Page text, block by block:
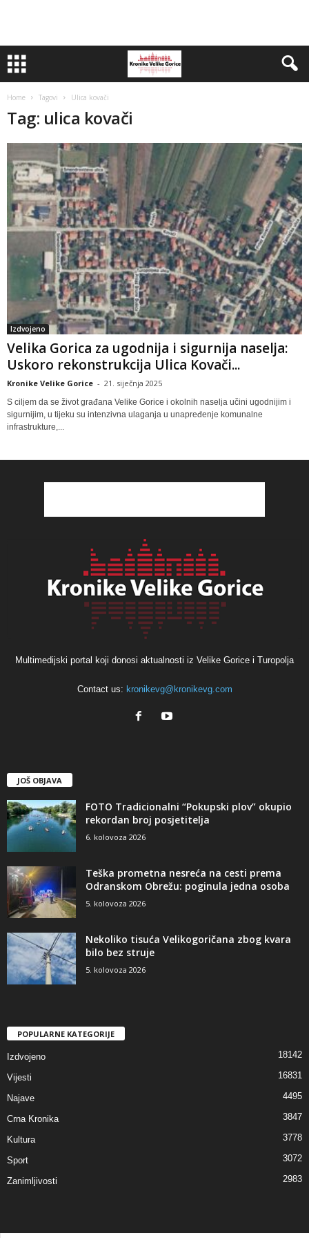
Home Tagovi Ulica kovači
Tag: ulica kovači
Izdvojeno
Velika Gorica za ugodnija i sigurnija naselja:
Uskoro rekonstrukcija Ulica Kovači...
Kronike Velike Gorice - 21. siječnja 2025
S ciljem da se život građana Velike Gorice i okolnih naselja učini ugodnijim i
sigurnijim, u tijeku su intenzivna ulaganja u unapređenje komunalne
infrastrukture,...
Multimedijski portal koji donosi aktualnosti iz Velike Gorice i Turopolja
Contact us: kronikevg@kronikevg.com
JOŠ OBJAVA
FOTO Tradicionalni “Pokupski plov” okupio
rekordan broj posjetitelja
6. kolovoza 2026
Teška prometna nesreća na cesti prema
Odranskom Obrežu: poginula jedna osoba
5. kolovoza 2026
Nekoliko tisuća Velikogoričana zbog kvara
bilo bez struje
5. kolovoza 2026
POPULARNE KATEGORIJE
Izdvojeno 18142
Vijesti 16831
Najave 4495
Crna Kronika 3847
Kultura 3778
Sport 3072
Zanimljivosti 2983